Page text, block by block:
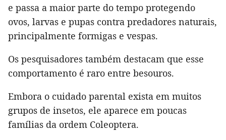
e passa a maior parte do tempo protegendo
ovos, larvas e pupas contra predadores naturais,
principalmente formigas e vespas.
Os pesquisadores também destacam que esse
comportamento é raro entre besouros.
Embora o cuidado parental exista em muitos
grupos de insetos, ele aparece em poucas
famílias da ordem Coleoptera.